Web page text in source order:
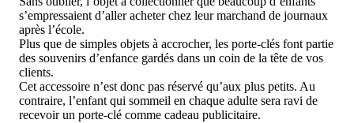
s’empressaient d’aller acheter chez leur marchand de journaux
après l’école.
Plus que de simples objets à accrocher, les porte-clés font partie
des souvenirs d’enfance gardés dans un coin de la tête de vos
clients.
Cet accessoire n’est donc pas réservé qu’aux plus petits. Au
contraire, l’enfant qui sommeil en chaque adulte sera ravi de
recevoir un porte-clé comme cadeau publicitaire.